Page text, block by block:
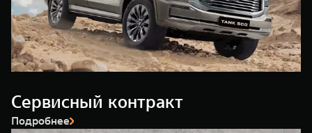
Сервисный контракт
Подробнее